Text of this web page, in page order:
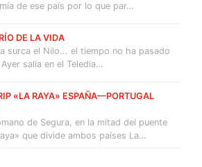
de ese país por lo que par…
DE LA VIDA
surca el Nilo... el tiempo no ha pasado
salía en el Teledia…
«LA RAYA» ESPAÑA—PORTUGAL
de Segura, en la mitad del puente
que divide ambos países La…